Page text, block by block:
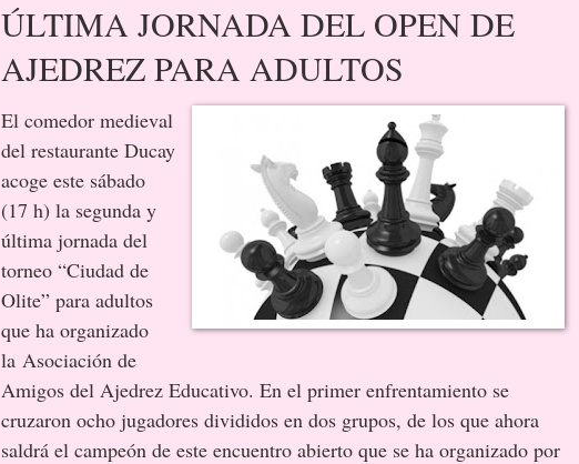
ÚLTIMA JORNADA DEL OPEN DE
AJEDREZ PARA ADULTOS
El comedor medieval
del restaurante Ducay
acoge este sábado
(17 h) la segunda y
última jornada del
torneo “Ciudad de
Olite” para adultos
que ha organizado
la Asociación de
Amigos del Ajedrez Educativo. En el primer enfrentamiento se
cruzaron ocho jugadores divididos en dos grupos, de los que ahora
saldrá el campeón de este encuentro abierto que se ha organizado por